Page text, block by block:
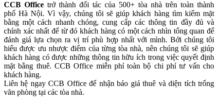
CCB Office trở thành đối tác của 500+ tòa nhà trên toàn thành
phố Hà Nội. Vì vậy, chúng tôi sẽ giúp khách hàng tìm kiếm mặt
bằng một cách nhanh chóng, cung cấp các thông tin đầy đủ và
chính xác nhất để từ đó khách hàng có một cách nhìn tổng quan để
đánh giá lựa chọn ra vị trí phù hợp nhất với mình. Bởi chúng tôi
hiểu được ưu nhược điểm của từng tòa nhà, nên chúng tôi sẽ giúp
khách hàng có được những thông tin hữu ích trong việc quyết định
mặt bằng thuê. CCB Office miễn phí toàn bộ chi phí tư vấn cho
khách hàng.
Liên hệ ngay CCB Office để nhận báo giá thuê và diện tích trống
văn phòng tại các tòa nhà.